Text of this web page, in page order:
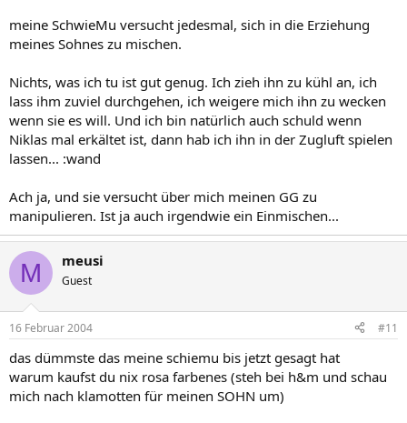
meine SchwieMu versucht jedesmal, sich in die Erziehung
meines Sohnes zu mischen.
Nichts, was ich tu ist gut genug. Ich zieh ihn zu kühl an, ich
lass ihm zuviel durchgehen, ich weigere mich ihn zu wecken
wenn sie es will. Und ich bin natürlich auch schuld wenn
Niklas mal erkältet ist, dann hab ich ihn in der Zugluft spielen
lassen... :wand
Ach ja, und sie versucht über mich meinen GG zu
manipulieren. Ist ja auch irgendwie ein Einmischen...
M meusi
Guest
16 Februar 2004 #11
das dümmste das meine schiemu bis jetzt gesagt hat
warum kaufst du nix rosa farbenes (steh bei h&m und schau
mich nach klamotten für meinen SOHN um)